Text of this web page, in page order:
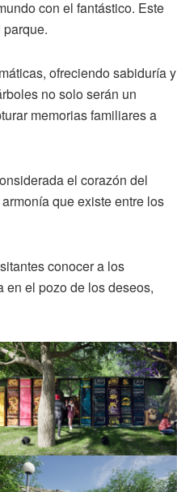
con el fantástico. Este
ofreciendo sabiduría y
no solo serán un
memorias familiares a
el corazón del
que existe entre los
conocer a los
en el pozo de los deseos,